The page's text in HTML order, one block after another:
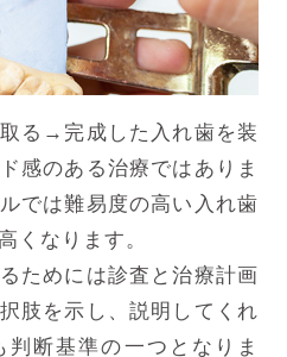
る→完成した入れ歯を装
感のある治療ではありま
では難易度の高い入れ歯
くなります。
ためには診査と治療計画
肢を示し、説明してくれ
断基準の一つとなりま